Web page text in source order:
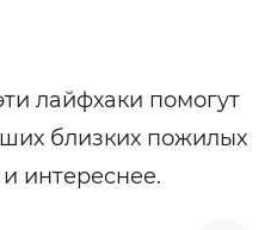
лайфхаки помогут
близких пожилых
интереснее.